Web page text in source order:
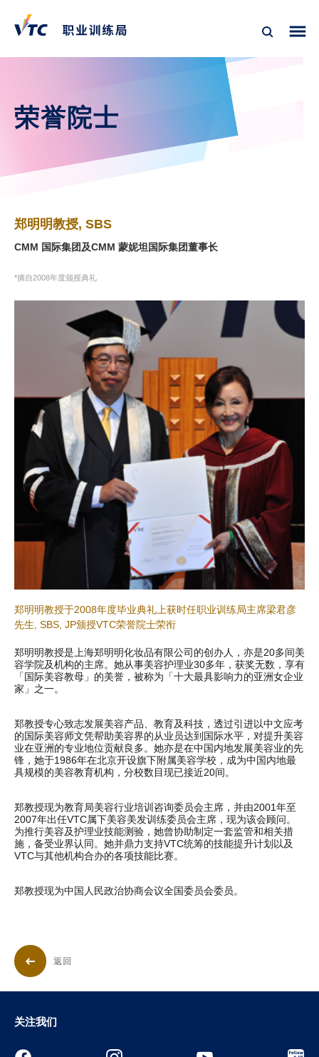
荣誉院士
郑明明教授, SBS
CMM 国际集团及CMM 蒙妮坦国际集团董事长
*摘自2008年度颁授典礼
郑明明教授于2008年度毕业典礼上获时任职业训练局主席梁君彦
先生, SBS, JP颁授VTC荣誉院士荣衔
郑明明教授是上海郑明明化妆品有限公司的创办人，亦是20多间美
容学院及机构的主席。她从事美容护理业30多年，获奖无数，享有
「国际美容教母」的美誉，被称为「十大最具影响力的亚洲女企业
家」之一。
郑教授专心致志发展美容产品、教育及科技，透过引进以中文应考
的国际美容师文凭帮助美容界的从业员达到国际水平，对提升美容
业在亚洲的专业地位贡献良多。她亦是在中国内地发展美容业的先
锋，她于1986年在北京开设旗下附属美容学校，成为中国内地最
具规模的美容教育机构，分校数目现已接近20间。
郑教授现为教育局美容行业培训咨询委员会主席，并由2001年至
2007年出任VTC属下美容美发训练委员会主席，现为该会顾问。
为推行美容及护理业技能测验，她曾协助制定一套监管和相关措
施，备受业界认同。她并鼎力支持VTC统筹的技能提升计划以及
VTC与其他机构合办的各项技能比赛。
郑教授现为中国人民政治协商会议全国委员会委员。
返回
关注我们